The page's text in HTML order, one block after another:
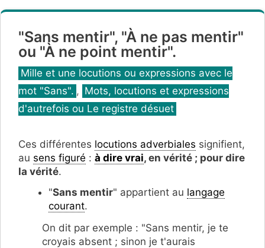
"Sans mentir", "À ne pas mentir"
ou "À ne point mentir".
Catégories
Mille et une locutions ou expressions avec le
mot "Sans". , Mots, locutions et expressions
d'autrefois ou Le registre désuet
Ces différentes locutions adverbiales signifient,
au sens figuré : à dire vrai, en vérité ; pour dire
la vérité.
"Sans mentir" appartient au langage
courant.
On dit par exemple : "Sans mentir, je te
croyais absent ; sinon je t'aurais